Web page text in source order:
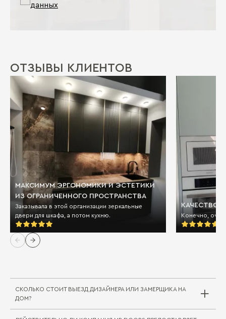
данных
ОТЗЫВЫ КЛИЕНТОВ
МАКСИМУМ ЭРГОНОМИКИ И ЭСТЕТИКИ
ИЗ ОГРАНИЧЕННОГО ПРОСТРАНСТВА
Заказывала в этой организации зеркальные
двери для шкафа, а потом кухню.
КАЧЕСТВО
Конечно,
СКОЛЬКО СТОИТ ВЫЕЗД ДИЗАЙНЕРА ИЛИ ЗАМЕРЩИКА НА
ДОМ?